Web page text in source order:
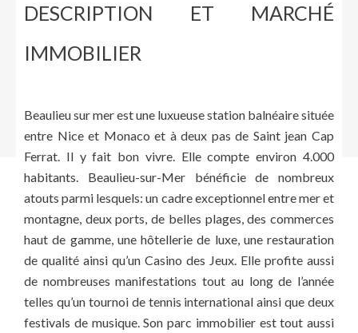
DESCRIPTION ET MARCHÉ
IMMOBILIER
Beaulieu sur mer est une luxueuse station balnéaire située
entre Nice et Monaco et à deux pas de Saint jean Cap
Ferrat. Il y fait bon vivre. Elle compte environ 4.000
habitants. Beaulieu-sur-Mer bénéficie de nombreux
atouts parmi lesquels: un cadre exceptionnel entre mer et
montagne, deux ports, de belles plages, des commerces
haut de gamme, une hôtellerie de luxe, une restauration
de qualité ainsi qu’un Casino des Jeux. Elle profite aussi
de nombreuses manifestations tout au long de l’année
telles qu’un tournoi de tennis international ainsi que deux
festivals de musique. Son parc immobilier est tout aussi